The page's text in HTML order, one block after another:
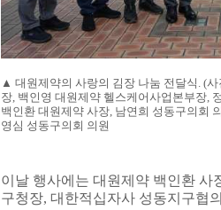
▲ 대원제약의 사랑의 김장 나눔 전달식 . (사
장, 백인영 대원제약 헬스케어사업본부장,
백인환 대원제약 사장, 남연희 성동구의회
영심 성동구의회 의원
이날 행사에는 대원제약 백인환 사
구청장, 대한적십자사 성동지구협